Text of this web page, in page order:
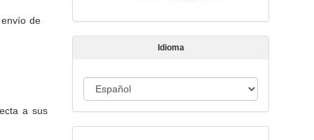
de
a sus
t
í
o
Idioma
d